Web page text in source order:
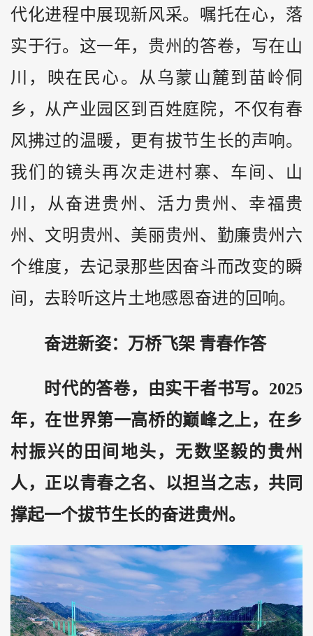
代化进程中展现新风采。嘱托在心，落
实于行。这一年，贵州的答卷，写在山
川，映在民心。从乌蒙山麓到苗岭侗
乡，从产业园区到百姓庭院，不仅有春
风拂过的温暖，更有拔节生长的声响。
我们的镜头再次走进村寨、车间、山
川，从奋进贵州、活力贵州、幸福贵
州、文明贵州、美丽贵州、勤廉贵州六
个维度，去记录那些因奋斗而改变的瞬
间，去聆听这片土地感恩奋进的回响。
奋进新姿：万桥飞架 青春作答
时代的答卷，由实干者书写。2025
年，在世界第一高桥的巅峰之上，在乡
村振兴的田间地头，无数坚毅的贵州
人，正以青春之名、以担当之志，共同
撑起一个拔节生长的奋进贵州。